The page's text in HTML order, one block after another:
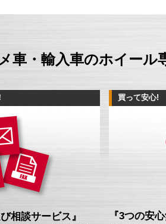
車・輸入車のホイール
相談サービス』
買って安心!
『3つの安